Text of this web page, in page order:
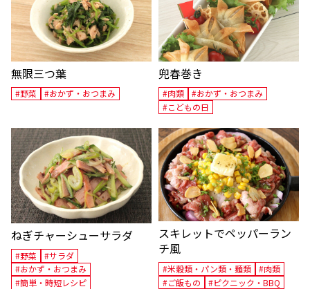
無限三つ葉
#野菜 #おかず・おつまみ
兜春巻き
#肉類
#おかず・おつまみ
#こどもの日
ねぎチャーシューサラダ
#野菜
#サラダ
#おかず・おつまみ
#簡単・時短レシピ
スキレットでペッパーラン
チ風
#米穀類・パン類・麺類
#肉類
#ご飯もの
#ピクニック・BBQ